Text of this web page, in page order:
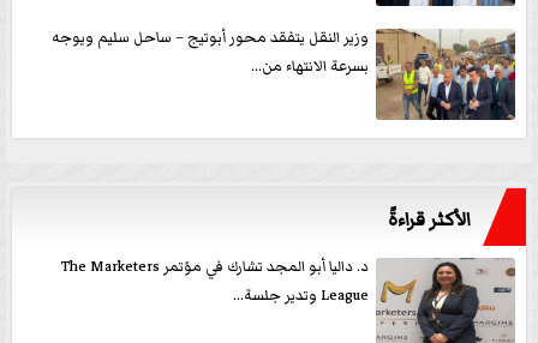
وزير النقل يتفقد محور أبوتيج – ساحل سليم ويوجه
بسرعة الانتهاء من...
الأكثر قراءةً
د. داليا أبو المجد تشارك في مؤتمر The Marketers
League وتدير جلسة...